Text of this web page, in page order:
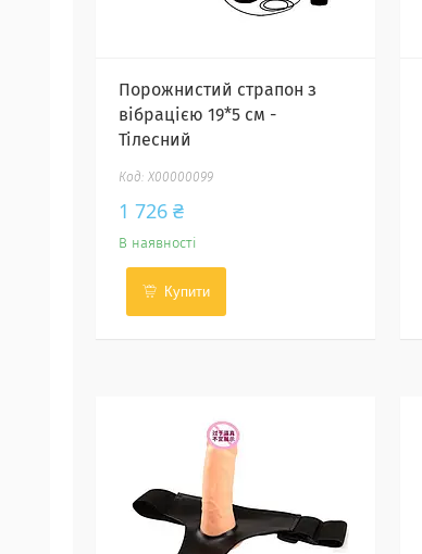
Порожнистий страпон з
вібрацією 19*5 см -
Тілесний
X00000099
1 726 ₴
В наявності
Купити